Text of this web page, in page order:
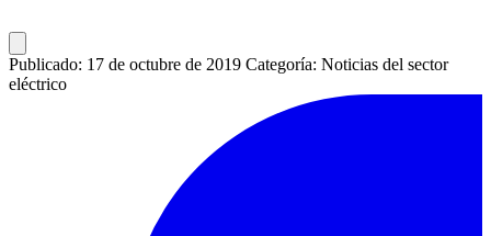
Publicado: 17 de octubre de 2019 Categoría: Noticias del sector
eléctrico